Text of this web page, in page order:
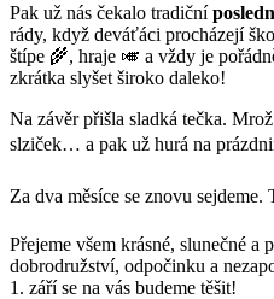
Pak už nás čekalo tradiční
rády, když deváťáci procházejí
štípe 🌾, hraje 🎺 a vždy je
zkrátka slyšet široko daleko!
Na závěr přišla sladká tečka.
slziček… a pak už hurá na
Za dva měsíce se znovu sejdeme.
Přejeme všem krásné, slunečné a
dobrodružství, odpočinku a
1. září se na vás budeme těšit!